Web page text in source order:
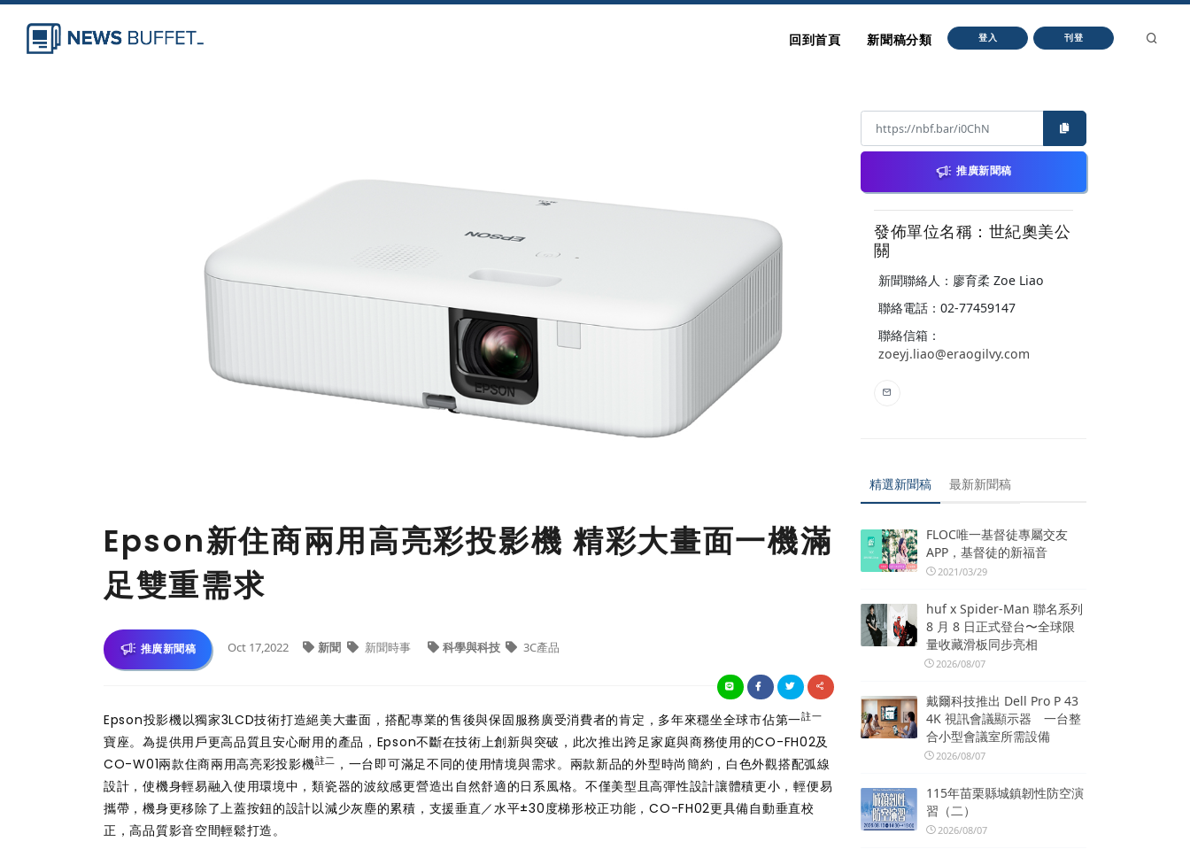
回到首頁 新聞稿分類 登入 刊登
Epson新住商兩用高亮彩投影機 精彩大畫面一機滿
足雙重需求
推廣新聞稿 Oct 17,2022 新聞 新聞時事 科學與科技 3C產品
Epson投影機以獨家3LCD技術打造絕美大畫面，搭配專業的售後與保固服務廣受消費者的肯定，多年來穩坐全球市佔第一註一
寶座。為提供用戶更高品質且安心耐用的產品，Epson不斷在技術上創新與突破，此次推出跨足家庭與商務使用的CO-FH02及
CO-W01兩款住商兩用高亮彩投影機註二 ，一台即可滿足不同的使用情境與需求。兩款新品的外型時尚簡約，白色外觀搭配弧線
設計，使機身輕易融入使用環境中，類瓷器的波紋感更營造出自然舒適的日系風格。不僅美型且高彈性設計讓體積更小，輕便易
攜帶，機身更移除了上蓋按鈕的設計以減少灰塵的累積，支援垂直／水平±30度梯形校正功能，CO-FH02更具備自動垂直校
正，高品質影音空間輕鬆打造。
推廣新聞稿
發佈單位名稱：世紀奧美公
關
新聞聯絡人：廖育柔 Zoe Liao
聯絡電話：02-77459147
聯絡信箱：
zoeyj.liao@eraogilvy.com
精選新聞稿 最新新聞稿
FLOC唯一基督徒專屬交友
APP，基督徒的新福音
2021/03/29
huf x Spider-Man 聯名系列
8 月 8 日正式登台〜全球限
量收藏滑板同步亮相
2026/08/07
戴爾科技推出 Dell Pro P 43
4K 視訊會議顯示器 一台整
合小型會議室所需設備
2026/08/07
115年苗栗縣城鎮韌性防空演
習（二）
2026/08/07